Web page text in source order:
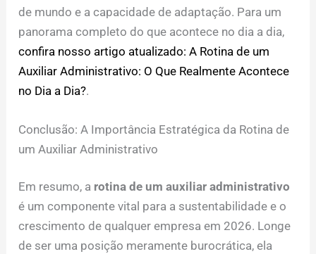
de mundo e a capacidade de adaptação. Para um
panorama completo do que acontece no dia a dia,
confira nosso artigo atualizado: A Rotina de um
Auxiliar Administrativo: O Que Realmente Acontece
no Dia a Dia?.
Conclusão: A Importância Estratégica da Rotina de
um Auxiliar Administrativo
Em resumo, a rotina de um auxiliar administrativo
é um componente vital para a sustentabilidade e o
crescimento de qualquer empresa em 2026. Longe
de ser uma posição meramente burocrática, ela